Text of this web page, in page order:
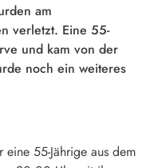
am
verletzt. Eine 55-
und kam von der
noch ein weiteres
55-Jährige aus dem